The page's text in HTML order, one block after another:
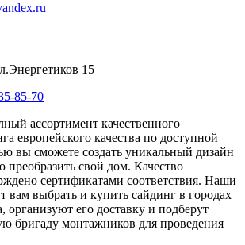
15
85-70
ассортимент качественного
европейского качества по доступной
вы сможете создать уникальный дизайн
преобразить свой дом. Качество
сертификатами соответствия. Наши
вам выбрать и купить сайдинг в городах
его доставку и подберут
бригаду монтажников для проведения